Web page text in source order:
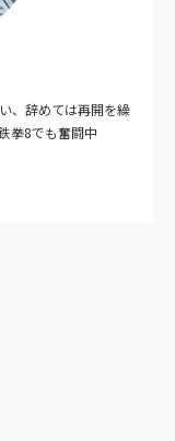
、辞めては再開を繰
拳8でも奮闘中